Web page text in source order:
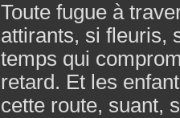
Toute fugue à
attirants, si fleuris,
temps qui
retard. Et les
cette route, suant,